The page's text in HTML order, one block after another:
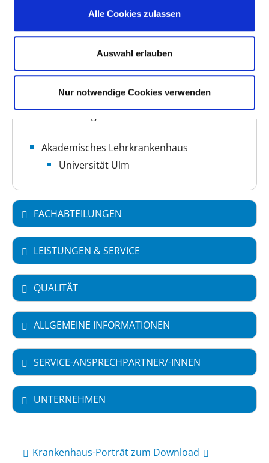
Alle Cookies zulassen
Auswahl erlauben
Nur notwendige Cookies verwenden
Vollstationäre Fallzahl: 1.869
Teilstationäre Fallzahl: 294
Ambulante Fallzahl: 19.643
Schwaben
Akademisches Lehrkrankenhaus
Universität Ulm
FACHABTEILUNGEN
LEISTUNGEN & SERVICE
QUALITÄT
ALLGEMEINE INFORMATIONEN
SERVICE-ANSPRECHPARTNER/-INNEN
UNTERNEHMEN
Krankenhaus-Porträt zum Download